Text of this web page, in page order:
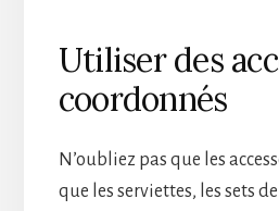
Utiliser des
coordonnés
N’oubliez pas que les
que les serviettes, les sets